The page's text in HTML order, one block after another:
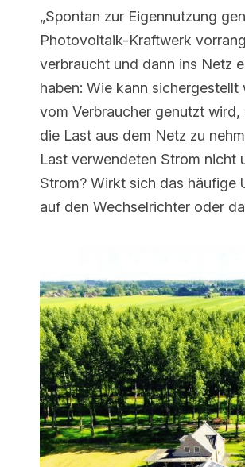
„Spontan zur Eigennutzung
Photovoltaik-Kraftwerk
und dann ins Netz eingespeist
sichergestellt werden, dass der
genutzt wird, anstatt die
zu nehmen? Gibt es eine
nicht um Strom aus dem Netz
Umschalten von Photovoltaik-
Gerät aus?